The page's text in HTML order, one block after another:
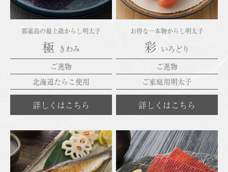
那嘉島の最上級からし明太子
極 きわみ
ご進物
北海道たらこ使用
詳しくはこちら
お得な一本物からし明太子
彩 いろどり
ご進物
ご家庭用明太子
詳しくはこちら